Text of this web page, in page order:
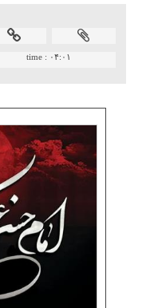
time : ۰۴:۰۱